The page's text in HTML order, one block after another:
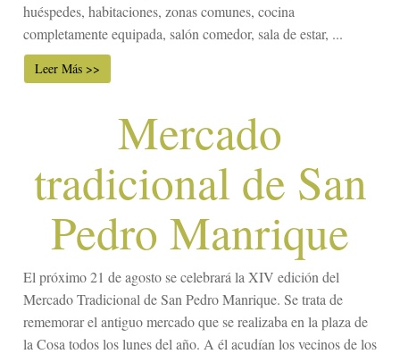
huéspedes, habitaciones, zonas comunes, cocina
completamente equipada, salón comedor, sala de estar, ...
Leer Más >>
Mercado
tradicional de San
Pedro Manrique
El próximo 21 de agosto se celebrará la XIV edición del
Mercado Tradicional de San Pedro Manrique. Se trata de
rememorar el antiguo mercado que se realizaba en la plaza de
la Cosa todos los lunes del año. A él acudían los vecinos de los